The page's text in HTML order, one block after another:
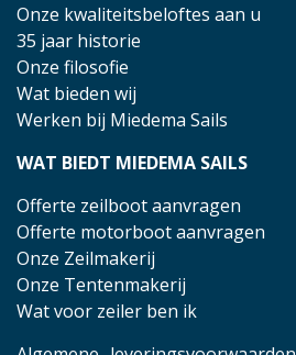
Onze kwaliteitsbeloftes aan u
35 jaar historie
Onze filosofie
Wat bieden wij
Werken bij Miedema Sails
WAT BIEDT MIEDEMA SAILS
Offerte zeilboot aanvragen
Offerte motorboot aanvragen
Onze Zeilmakerij
Onze Tentenmakerij
Wat voor zeiler ben ik